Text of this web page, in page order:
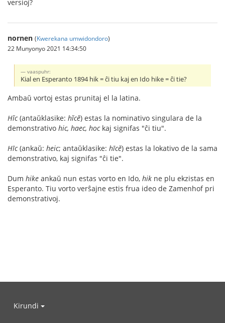
versioj?
nornen (Kwerekana umwidondoro)
22 Munyonyo 2021 14:34:50
vaaspuhr:
Kial en Esperanto 1894 hik = ĉi tiu kaj en Ido hike = ĉi tie?
Ambaŭ vortoj estas prunitaj el la latina.
Hĭc(antaŭklasike: hĭcĕ) estas la nominativo singulara de la
demonstrativo hic, haec, hockaj signifas "ĉi tiu".
Hīc(ankaŭ: heic; antaŭklasike: hīcĕ) estas la lokativo de la sama
demonstrativo, kaj signifas "ĉi tie".
Dum hike ankaŭ nun estas vorto en Ido, hik ne plu ekzistas en
Esperanto. Tiu vorto verŝajne estis frua ideo de Zamenhof pri
demonstrativoj.
Kirundi